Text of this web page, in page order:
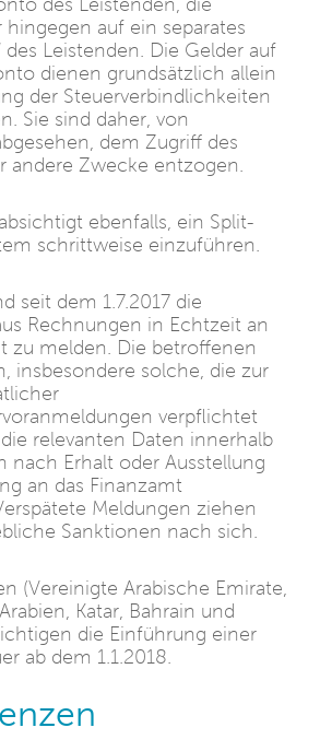
des Leistenden, die
hingegen auf ein separates
des Leistenden. Die Gelder auf
dienen grundsätzlich allein
der Steuerverbindlichkeiten
Sie sind daher, von
dem Zugriff des
andere Zwecke entzogen.
ebenfalls, ein Split-
schrittweise einzuführen.
seit dem 1.7.2017 die
Rechnungen in Echtzeit an
zu melden. Die betroffenen
insbesondere solche, die zur
verpflichtet
relevanten Daten innerhalb
nach Erhalt oder Ausstellung
an das Finanzamt
Meldungen ziehen
Sanktionen nach sich.
(Vereinigte Arabische Emirate,
Katar, Bahrain und
die Einführung einer
ab dem 1.1.2018.